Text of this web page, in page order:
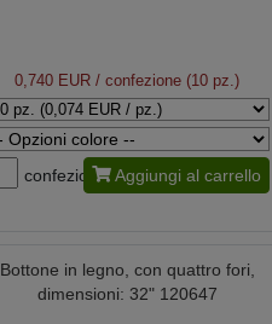
0,740 EUR / confezione (10 pz.)
confezione Aggiungi al carrello
Bottone in legno, con quattro fori,
dimensioni: 32" 120647